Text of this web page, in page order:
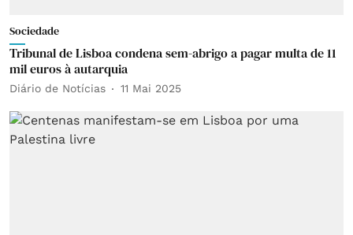
Sociedade
Tribunal de Lisboa condena sem-abrigo a pagar multa de 11
mil euros à autarquia
Diário de Notícias 11 Mai 2025